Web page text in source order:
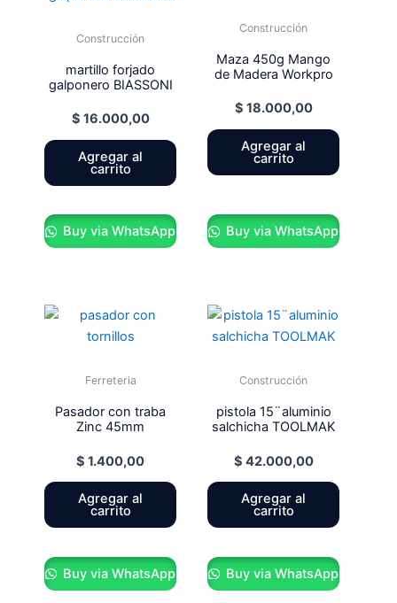
Construcción
martillo forjado
galponero BIASSONI
$ 16.000,00
Agregar al
carrito
Buy via WhatsApp
Construcción
Maza 450g Mango
de Madera Workpro
$ 18.000,00
Agregar al
carrito
Buy via WhatsApp
Ferreteria
Pasador con traba
Zinc 45mm
$ 1.400,00
Agregar al
carrito
Buy via WhatsApp
Construcción
pistola 15¨aluminio
salchicha TOOLMAK
$ 42.000,00
Agregar al
carrito
Buy via WhatsApp